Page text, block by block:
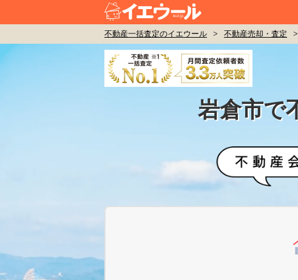
不動産一括査定のイエウール > 不動産売却・査定 >
岩倉市で